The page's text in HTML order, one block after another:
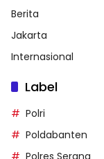
Berita
Jakarta
Internasional
Label
Polri
Poldabanten
Polres Serang